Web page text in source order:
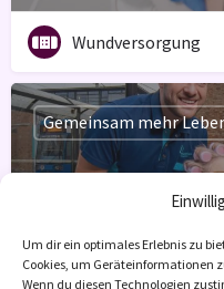
Um dir ein optimales Erlebnis zu
Cookies, um Geräteinformationen
Wenn du diesen Technologien
Wundversorgung
MeckCura
Freie
Gemeinsam mehr